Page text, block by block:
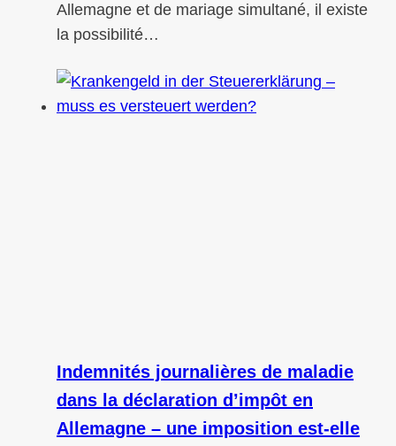
Allemagne et de mariage simultané, il existe
la possibilité…
Indemnités journalières de maladie
dans la déclaration d’impôt en
Allemagne – une imposition est‑elle